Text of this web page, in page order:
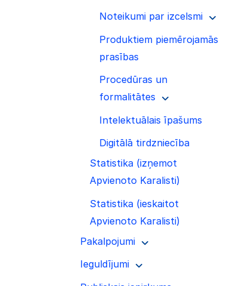
Noteikumi par izcelsmi
Produktiem piemērojamās
prasības
Procedūras un
formalitātes
Intelektuālais īpašums
Digitālā tirdzniecība
Statistika (izņemot
Apvienoto Karalisti)
Statistika (ieskaitot
Apvienoto Karalisti)
Pakalpojumi
Ieguldījumi